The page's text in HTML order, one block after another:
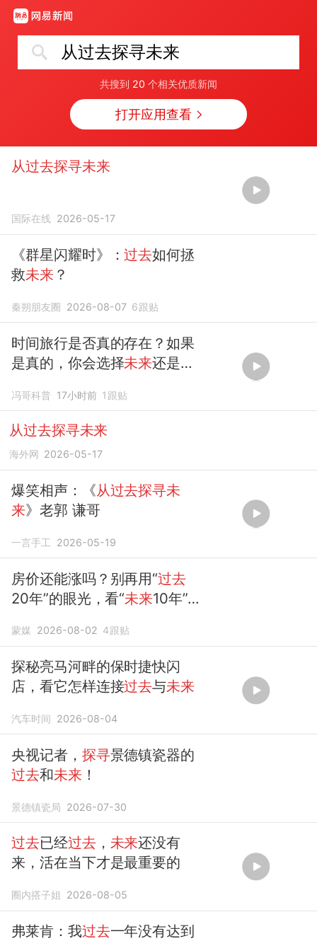
从过去探寻未来
共搜到 20 个相关优质新闻
打开应用查看
从过去探寻未来
国际在线 2026-05-17
《群星闪耀时》：过去如何拯
救未来 ？
秦朔朋友圈 2026-08-07 6跟贴
时间旅行是否真的存在？如果
是真的，你会选择未来还是过
冯哥科普 17小时前 1 跟贴
从过去探寻未来
海外网 2026-05-17
爆笑相声：《从过去探寻未
来》老郭 谦哥
一言手工 2026-05-19
房价还能涨吗？别再用“过去
20年”的眼光，看“未来10年”
蒙媒 2026-08-02 4跟贴
探秘亮马河畔的保时捷快闪
店，看它怎样连接过去与未来
汽车时间 2026-08-04
央视记者， 探寻景德镇瓷器的
过去和未来！
景德镇瓷局 2026-07-30
过去已经过去， 未来还没有
来，活在当下才是最重要的
圈内搭子姐 2026-08-05
弗莱肯：我过去一年没有达到